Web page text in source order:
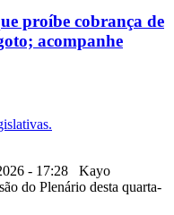
proíbe cobrança de
acompanhe
- 17:28 Kayo
do Plenário desta quarta-